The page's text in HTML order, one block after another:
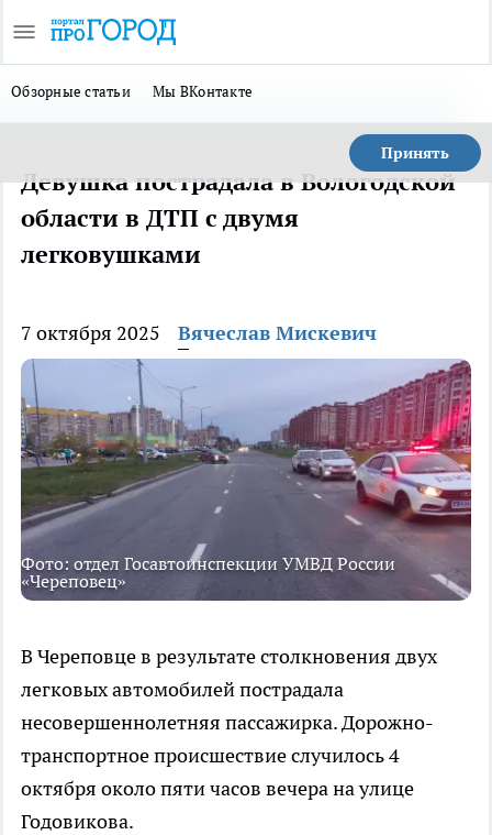
Обзорные статьи Мы ВКонтакте
Принять
Девушка пострадала в Вологодской
области в ДТП с двумя
легковушками
7 октября 2025 Вячеслав Мискевич
Фото: отдел Госавтоинспекции УМВД России
«Череповец»
В Череповце в результате столкновения двух
легковых автомобилей пострадала
несовершеннолетняя пассажирка. Дорожно-
транспортное происшествие случилось 4
октября около пяти часов вечера на улице
Годовикова.